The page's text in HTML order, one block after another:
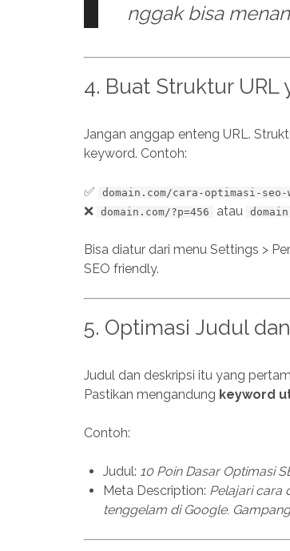
nggak bisa
4. Buat Struktur
Jangan anggap enteng URL.
keyword. Contoh:
✅ domain.com/cara-optimasi-seo-
❌ domain.com/?p=456 atau
Bisa diatur dari menu Settings >
SEO friendly.
5. Optimasi Judul
Judul dan deskripsi itu yang
Pastikan mengandung keyword
Contoh:
Judul: 10 Poin Dasar Optimasi
Meta Description: Pelajari cara
tenggelam di Google.